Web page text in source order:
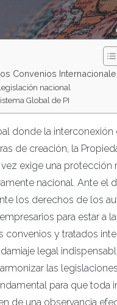
Convenios
nacional
Global de PI
donde la interconexión
de creación, la
exige una protección
nacional. Ante el
los derechos de los
para estar a
convenios y tratados
legal
las
para que toda
de una observancia